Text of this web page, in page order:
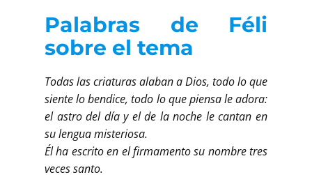
Palabras de Féli
sobre el tema
Todas las criaturas alaban a Dios, todo lo que
siente lo bendice, todo lo que piensa le adora:
el astro del día y el de la noche le cantan en
su lengua misteriosa.
Él ha escrito en el firmamento su nombre tres
veces santo.